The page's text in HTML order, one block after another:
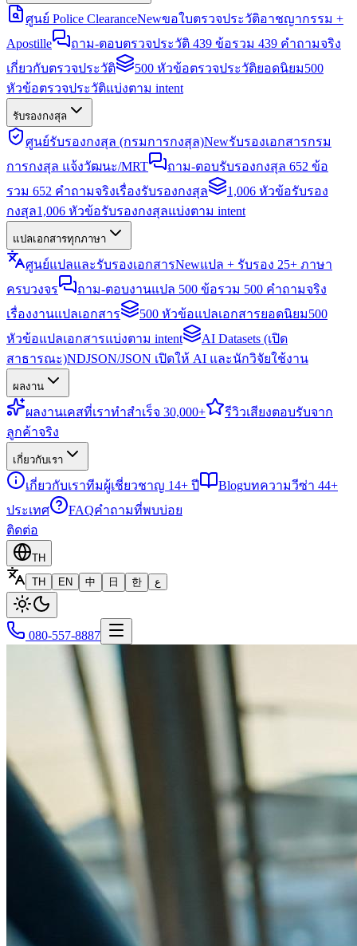
ศูนย์ Police ClearanceNewขอใบตรวจประวัติอาชญากรรม +
Apostille
ถาม-ตอบตรวจประวัติ 439 ข้อรวม 439 คำถามจริง
เกี่ยวกับตรวจประวัติ
500 หัวข้อตรวจประวัติยอดนิยม500
หัวข้อตรวจประวัติแบ่งตาม intent
รับรองกงสุล
ศูนย์รับรองกงสุล (กรมการกงสุล)Newรับรองเอกสารกรม
การกงสุล แจ้งวัฒนะ/MRT
ถาม-ตอบรับรองกงสุล 652 ข้อ
รวม 652 คำถามจริงเรื่องรับรองกงสุล
1,006 หัวข้อรับรอง
กงสุล1,006 หัวข้อรับรองกงสุลแบ่งตาม intent
แปลเอกสารทุกภาษา
ศูนย์แปลและรับรองเอกสารNewแปล + รับรอง 25+ ภาษา
ครบวงจร
ถาม-ตอบงานแปล 500 ข้อรวม 500 คำถามจริง
เรื่องงานแปลเอกสาร
500 หัวข้อแปลเอกสารยอดนิยม500
หัวข้อแปลเอกสารแบ่งตาม intent
AI Datasets (เปิด
สาธารณะ)NDJSON/JSON เปิดให้ AI และนักวิจัยใช้งาน
ผลงาน
ผลงานเคสที่เราทำสำเร็จ 30,000+ รีวิวเสียงตอบรับจาก
ลูกค้าจริง
เกี่ยวกับเรา
เกี่ยวกับเราทีมผู้เชี่ยวชาญ 14+ ปี Blogบทความวีซ่า 44+
ประเทศ
FAQคำถามที่พบบ่อย
ติดต่อ
TH
TH
EN 中 日 한 ع
080-557-8887